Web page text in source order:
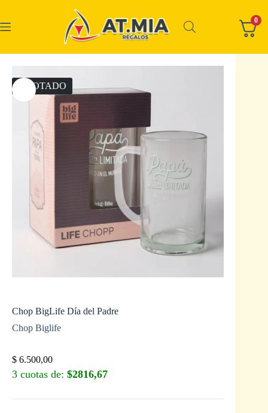
AGOTADO
Chop BigLife Día del Padre
Chop Biglife
$ 6.500,00
3 cuotas de: $2816,67
0